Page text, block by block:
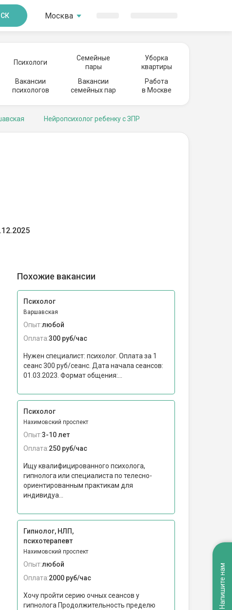
Москва
Психологи
Семейные
пары
Уборка
квартиры
Вакансии
психологов
Вакансии
семейных пар
Работа
в Москве
Нейропсихолог ребенку с ЗПР
Похожие вакансии
Психолог
Варшавская
Опыт:любой
Оплата:300 руб/час
Нужен специалист: психолог. Оплата за 1
сеанс 300 руб/сеанс. Дата начала сеансов:
01.03.2023. Формат общения:...
Психолог
Нахимовский проспект
Опыт:3-10 лет
Оплата:250 руб/час
Ищу квалифицированного психолога,
гипнолога или специалиста по телесно-
ориентированным практикам для
индивидуа...
Гипнолог, НЛП,
психотерапевт
Нахимовский проспект
Опыт:любой
Оплата:2000 руб/час
Хочу пройти серию очных сеансов у
гипнолога Продолжительность пределю
Напишите нам